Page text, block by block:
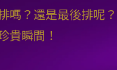
嗎？還是最後排呢
貴瞬間！